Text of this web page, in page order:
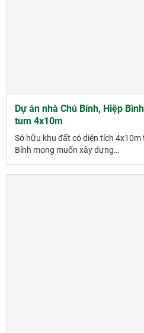
Dự án nhà Chú Bính, Hiệp
tum 4x10m
Sở hữu khu đất có diện tích
Bính mong muốn xây dựng…